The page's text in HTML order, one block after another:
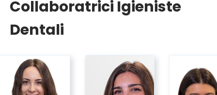
Collaboratrici Igieniste
Dentali